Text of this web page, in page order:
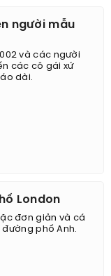
người mẫu
và các người
các cô gái xứ
dài.
London
đơn giản và cá
phố Anh.